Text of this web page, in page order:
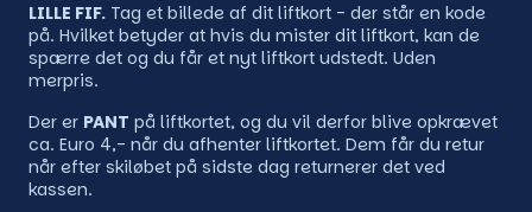
LILLE FIF. Tag et billede af dit liftkort - der står en kode
på. Hvilket betyder at hvis du mister dit liftkort, kan de
spærre det og du får et nyt liftkort udstedt. Uden
merpris.
Der er PANT på liftkortet, og du vil derfor blive opkrævet
ca. Euro 4,- når du afhenter liftkortet. Dem får du retur
når efter skiløbet på sidste dag returnerer det ved
kassen.